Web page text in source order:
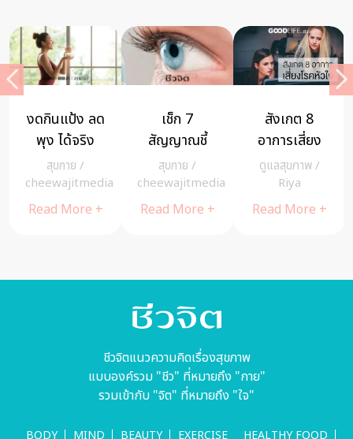
งดกินแป้ง ลด
พุง ได้จริง
หรือ
สุขกาย /
cheewajitmedia
Read More +
เช็ก 7
สัญญาณชี้
ปัญหาตา
พร้อมวิธีปรับ
ไลฟ์สไตล์ยืด
สุขกาย /
cheewajitmedia
Read More +
สังเกต 8
อาการเสี่ยง
ส่อ โรคหัวใจ
ดูแลสุขภาพ/
Riya
Read More +
ชีวจิตแนวความคิดเรื่องสุขภาพ
แบบองค์รวม "ชีว" ที่หมายถึง "กาย"
รวมเข้ากับ "จิต" ที่หมายถึง "ใจ"
BODY MIND BEAUTY EXERCISE
HEALTHY FOOD